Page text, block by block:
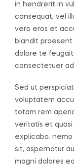
in hendrerit in
consequat, vel
vero eros et
blandit praesent
dolore te
consectetuer
Sed ut
voluptatem
totam rem
veritatis et
explicabo.
sit, aspernatur
magni dolores